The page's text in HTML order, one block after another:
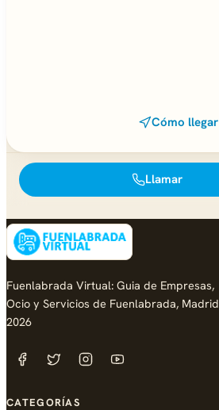
Cómo llegar
Llamar
Fuenlabrada Virtual: Guia de Empresas,
Ocio y Servicios de Fuenlabrada, Madrid
2026
CATEGORÍAS